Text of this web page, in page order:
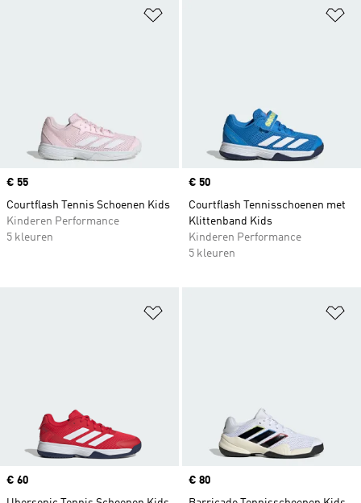
Price
€ 55
Courtflash Tennis Schoenen Kids
Kinderen Performance
5 kleuren
Price
€ 50
Courtflash Tennisschoenen met
Klittenband Kids
Kinderen Performance
5 kleuren
Price
€ 60
Price
€ 80